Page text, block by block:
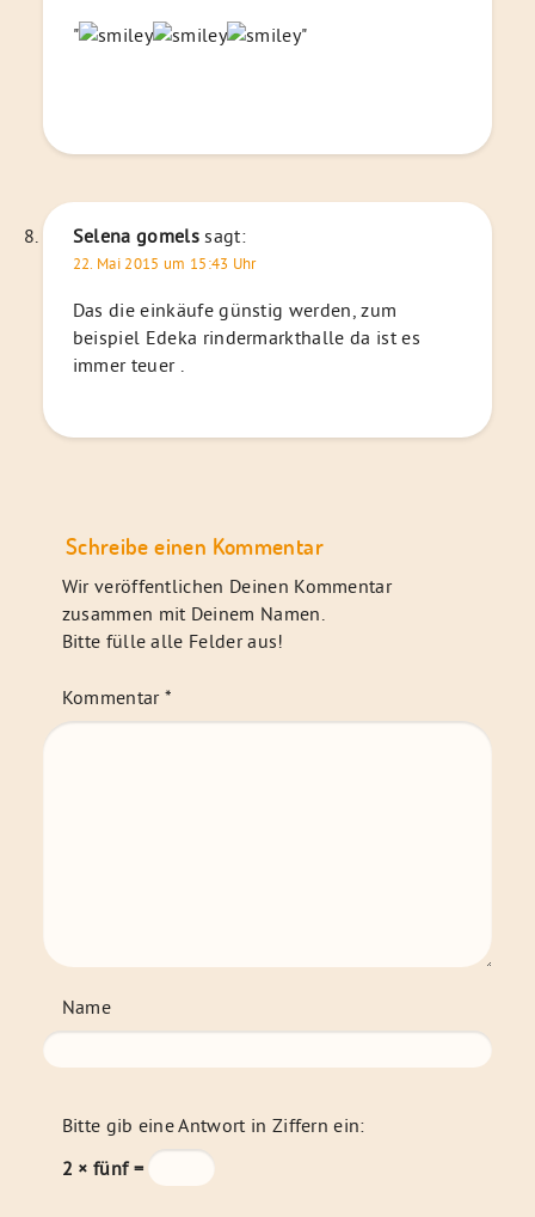
" "
Selena gomelssagt:
22. Mai 2015 um 15:43 Uhr
Das die einkäufe günstig werden, zum
beispiel Edeka rindermarkthalle da ist es
immer teuer .
Schreibe einen Kommentar
Wir veröffentlichen Deinen Kommentar
zusammen mit Deinem Namen.
Bitte fülle alle Felder aus!
Kommentar *
Name
Bitte gib eine Antwort in Ziffern ein:
2 × fünf =